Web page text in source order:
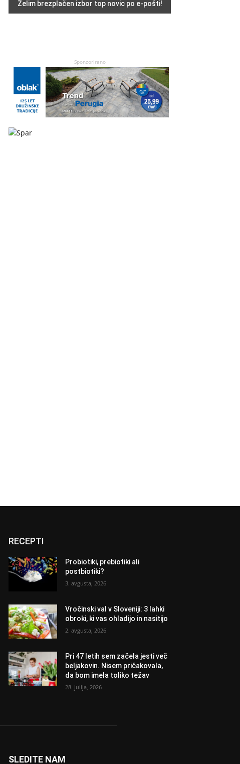
Sponzorirano
RECEPTI
Probiotiki, prebiotiki ali
postbiotiki?
3. avgusta, 2026
Vročinski val v Sloveniji: 3 lahki
obroki, ki vas ohladijo in nasitijo
2. avgusta, 2026
Pri 47 letih sem začela jesti več
beljakovin. Nisem pričakovala,
da bom imela toliko težav
28. julija, 2026
SLEDITE NAM